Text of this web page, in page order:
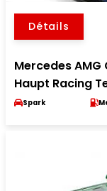
Détails
Mercedes AMG
Haupt Racing
Spark